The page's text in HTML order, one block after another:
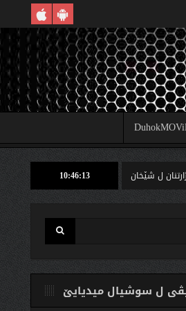
شێخان ب رێكا دهوك تیڤى داخوازێ ژ وه‌لاتییان
10:46:14
ل سوشیال ميديایێ